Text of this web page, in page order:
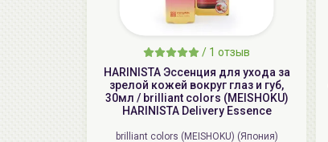
/ 1 отзыв
HARINISTA Эссенция для ухода за
зрелой кожей вокруг глаз и губ,
30мл / brilliant colors (MEISHOKU)
HARINISTA Delivery Essence
brilliant colors (MEISHOKU) (Япония)